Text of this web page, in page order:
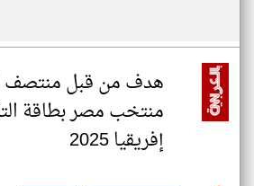
هدف من قبل منتصف
منتخب مصر بطاقة
إفريقيا 2025